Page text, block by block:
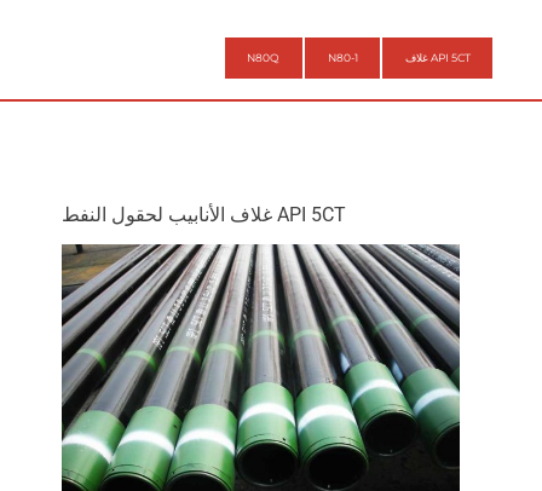
API 5CT غلاف N80-1
N80Q
API 5CT غلاف الأنابيب لحقول النفط